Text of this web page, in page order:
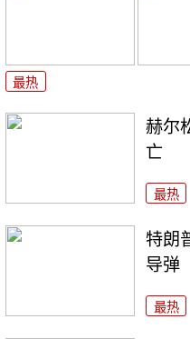
最热
赫尔
亡
最热
特朗
导弹
最热